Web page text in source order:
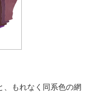
、もれなく同系色の網